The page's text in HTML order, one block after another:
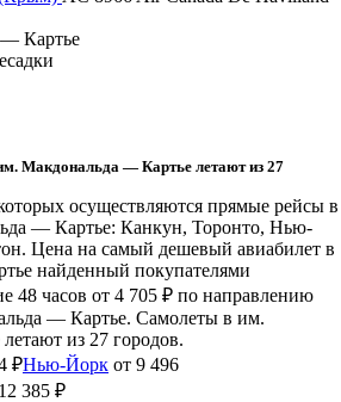
Картье
Макдональда — Картье летают из 27
осуществляются прямые рейсы в
— Картье: Канкун, Торонто, Нью-
Цена на самый дешевый авиабилет в
найденный покупателями
48 часов от 4 705 ₽ по направлению
— Картье. Самолеты в им.
из 27 городов.
₽Нью-Йорк от 9 496
385 ₽